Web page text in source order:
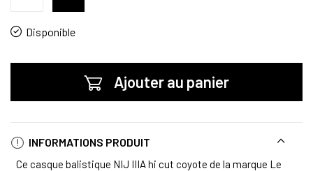
Disponible
Ajouter au panier
INFORMATIONS PRODUIT
Ce casque balistique NIJ IIIA hi cut coyote de la marque Le